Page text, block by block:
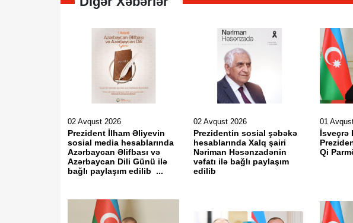
02 Avqust 2026
Prezident İlham Əliyevin
sosial media hesablarında
Azərbaycan Əlifbası və
Azərbaycan Dili Günü ilə
bağlı paylaşım edilib ...
02 Avqust 2026
Prezidentin sosial şəbəkə
hesablarında Xalq şairi
Nəriman Həsənzadənin
vəfatı ilə bağlı paylaşım
edilib
01
İsveçrə
Qi